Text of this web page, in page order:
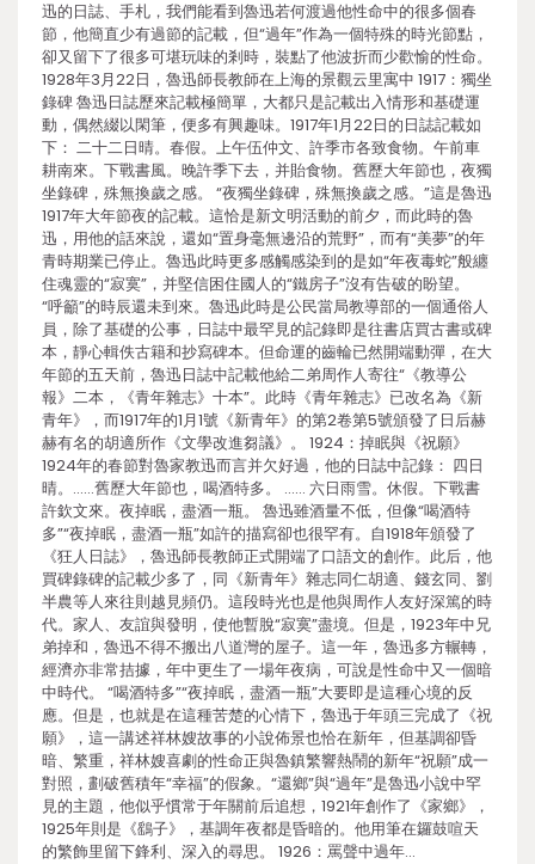
迅的日誌、手札，我們能看到魯迅若何渡過他性命中的很多個春
節，他簡直少有過節的記載，但“過年”作為一個特殊的時光節點，
卻又留下了很多可堪玩味的剎時，裝點了他波折而少歡愉的性命。
1928年3月22日，魯迅師長教師在上海的景觀云里寓中 1917：獨坐
錄碑 魯迅日誌歷來記載極簡單，大都只是記載出入情形和基礎運
動，偶然綴以閑筆，便多有興趣味。1917年1月22日的日誌記載如
下： 二十二日晴。春假。上午伍仲文、許季市各致食物。午前車
耕南來。下戰書風。晚許季下去，并貽食物。舊歷大年節也，夜獨
坐錄碑，殊無換歲之感。 “夜獨坐錄碑，殊無換歲之感。”這是魯迅
1917年大年節夜的記載。這恰是新文明活動的前夕，而此時的魯
迅，用他的話來說，還如“置身毫無邊沿的荒野”，而有“美夢”的年
青時期業已停止。魯迅此時更多感觸感染到的是如“年夜毒蛇”般纏
住魂靈的“寂寞”，并堅信困住國人的“鐵房子”沒有告破的盼望。
“呼籲”的時辰還未到來。魯迅此時是公民當局教導部的一個通俗人
員，除了基礎的公事，日誌中最罕見的記錄即是往書店買古書或碑
本，靜心輯佚古籍和抄寫碑本。但命運的齒輪已然開端動彈，在大
年節的五天前，魯迅日誌中記載他給二弟周作人寄往“《教導公
報》二本，《青年雜志》十本”。此時《青年雜志》已改名為《新
青年》，而1917年的1月1號《新青年》的第2卷第5號頒發了日后赫
赫有名的胡適所作《文學改進芻議》。 1924：掉眠與《祝願》
1924年的春節對魯家教迅而言并欠好過，他的日誌中記錄： 四日
晴。……舊歷大年節也，喝酒特多。 …… 六日雨雪。休假。下戰書
許欽文來。夜掉眠，盡酒一瓶。 魯迅雖酒量不低，但像“喝酒特
多”“夜掉眠，盡酒一瓶”如許的描寫卻也很罕有。自1918年頒發了
《狂人日誌》，魯迅師長教師正式開端了口語文的創作。此后，他
買碑錄碑的記載少多了，同《新青年》雜志同仁胡適、錢玄同、劉
半農等人來往則越見頻仍。這段時光也是他與周作人友好深篤的時
代。家人、友誼與發明，使他暫脫“寂寞”盡境。但是，1923年中兄
弟掉和，魯迅不得不搬出八道灣的屋子。這一年，魯迅多方輾轉，
經濟亦非常拮據，年中更生了一場年夜病，可說是性命中又一個暗
中時代。 “喝酒特多”“夜掉眠，盡酒一瓶”大要即是這種心境的反
應。但是，也就是在這種苦楚的心情下，魯迅于年頭三完成了《祝
願》，這一講述祥林嫂故事的小說佈景也恰在新年，但基調卻昏
暗、繁重，祥林嫂喜劇的性命正與魯鎮繁響熱鬧的新年“祝願”成一
對照，劃破舊積年“幸福”的假象。“還鄉”與“過年”是魯迅小說中罕
見的主題，他似乎慣常于年關前后追想，1921年創作了《家鄉》，
1925年則是《鷂子》，基調年夜都是昏暗的。他用筆在鑼鼓喧天
的繁飾里留下鋒利、深入的尋思。 1926：罵聲中過年…